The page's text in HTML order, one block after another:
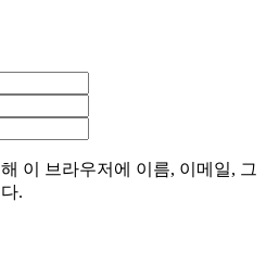
이 브라우저에 이름, 이메일, 그
.